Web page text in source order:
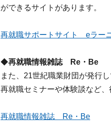
ができるサイトがあります。
再就職サポートサイト eラー
◆再就職情報雑誌 Re・Be
また、21世紀職業財団が発行
再就職セミナーや体験談など、
再就職情報雑誌 Re・Be